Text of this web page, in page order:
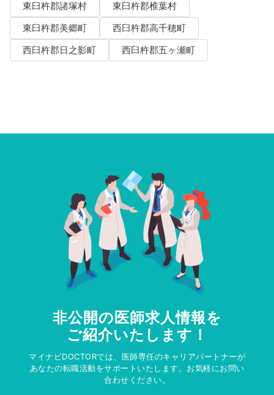
東臼杵郡諸塚村
東臼杵郡椎葉村
東臼杵郡美郷町
西臼杵郡高千穂町
西臼杵郡日之影町
西臼杵郡五ヶ瀬町
非公開の医師求人情報を
ご紹介いたします！
マイナビDOCTORでは、医師専任のキャリアパートナーが
あなたの転職活動をサポートいたします。お気軽にお問い
合わせください。